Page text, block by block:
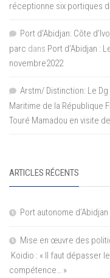
réceptionne six portiques
Port d'Abidjan: Côte
parc dans Port d’Abidjan :
novembre2022
Arstm/ Distinction: Le
Maritime de la République
Touré Mamadou en visite
ARTICLES RÉCENTS
Port autonome
Mise en œuvre des
Koidio : « Il faut dépasser
compétence… »